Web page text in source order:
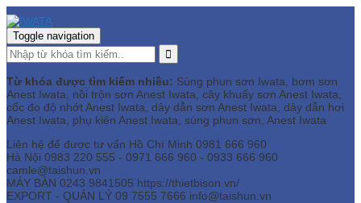
Toggle navigation
Từ khóa được tìm kiếm nhiều: Súng phun sơn Iwata, bơm sơn
Anest Iwata, nồi trộn sơn Anest Iwata, cây khuấy sơn Anest Iwata,
cốc đo độ nhớt Anest Iwata, dây dẫn sơn Anest Iwata, dây dẫn hơi
Anest Iwata, phụ kiện Anest Iwata, súng phun sơn, Anest Iwata
Liên hệ để được tư vấn Hồ Chí Minh 0981 666 960
Hà Nội 0983 220 555 - 0971 666 960 - 0933 666 960
camle@taishun.vn
MÁY BÀN 0243 9841505 https://thietbison.vn/
EXPORT - QUẢN LÝ 09 7555 7666 info@taishun.vn